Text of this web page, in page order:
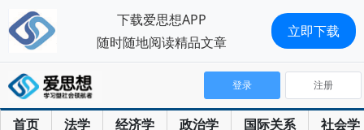
首页 法学 经济学 政治学 国际关系 社会学
登录 注册
下载爱思想APP
随时随地阅读精品文章
立即下载